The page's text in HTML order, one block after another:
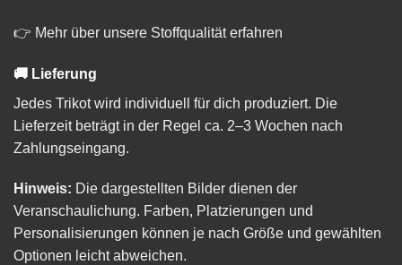
👉 Mehr über unsere Stoffqualität erfahren
🚚 Lieferung
Jedes Trikot wird individuell für dich produziert. Die
Lieferzeit beträgt in der Regel ca. 2–3 Wochen nach
Zahlungseingang.
Hinweis: Die dargestellten Bilder dienen der
Veranschaulichung. Farben, Platzierungen und
Personalisierungen können je nach Größe und gewählten
Optionen leicht abweichen.